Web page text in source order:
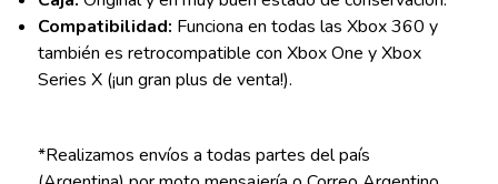
Compatibilidad: Funciona en todas las Xbox 360 y
también es retrocompatible con Xbox One y Xbox
Series X (¡un gran plus de venta!).
*Realizamos envíos a todas partes del país